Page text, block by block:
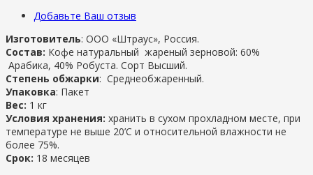
Добавьте Ваш отзыв
Изготовитель: ООО «Штраус», Россия.
Состав: Кофе натуральный жареный зерновой: 60%
Арабика, 40% Робуста. Сорт Высший.
Степень обжарки: Среднеобжаренный.
Упаковка: Пакет
Вес: 1 кг
Условия хранения: хранить в сухом прохладном месте, при
температуре не выше 20’С и относительной влажности не
более 75%.
Срок: 18 месяцев